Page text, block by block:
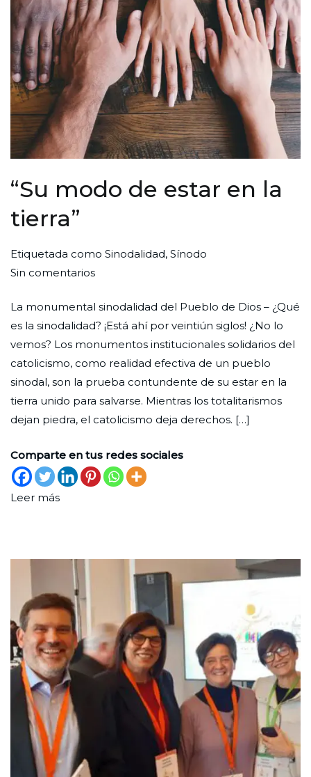
“Su modo de estar en la
tierra”
Por
Redaccion
Nueva
Publicada
el
de
septiembre
de
2023
Publicada
en
Etiquetada como Sinodalidad, Sínodo
Sin comentariosen
modo
de
estar
en
la
tierra”
La monumental sinodalidad del Pueblo de Dios – ¿Qué
es la sinodalidad? ¡Está ahí por veintiún siglos! ¿No lo
vemos? Los monumentos institucionales solidarios del
catolicismo, como realidad efectiva de un pueblo
sinodal, son la prueba contundente de su estar en la
tierra unido para salvarse. Mientras los totalitarismos
dejan piedra, el catolicismo deja derechos. […]
Comparte en tus redes sociales
Leer más